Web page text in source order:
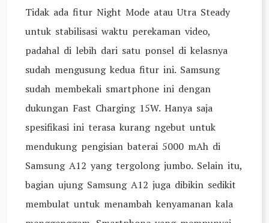
Tidak ada fitur Night Mode atau Utra Steady
untuk stabilisasi waktu perekaman video,
padahal di lebih dari satu ponsel di kelasnya
sudah mengusung kedua fitur ini. Samsung
sudah membekali smartphone ini dengan
dukungan Fast Charging 15W. Hanya saja
spesifikasi ini terasa kurang ngebut untuk
mendukung pengisian baterai 5000 mAh di
Samsung A12 yang tergolong jumbo. Selain itu,
bagian ujung Samsung A12 juga dibikin sedikit
membulat untuk menambah kenyamanan kala